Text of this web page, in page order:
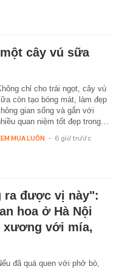
cây vú sữa
chỉ cho trái ngọt, cây vú
còn tạo bóng mát, làm đẹp
gian sống và gắn với
quan niệm tốt đẹp trong…
MUA LUÔN - 6 giờ trước
ra được vị này":
hoa ở Hà Nội
xương với mía,
đã quá quen với phở bò,